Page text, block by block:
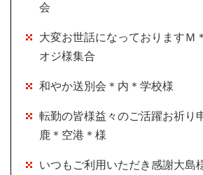
会
大変お世話になっておりますＭ
オジ様集合
和やか送別会＊内＊学校様
転勤の皆様益々のご活躍お祈り
鹿＊空港＊様
いつもご利用いただき感謝大島